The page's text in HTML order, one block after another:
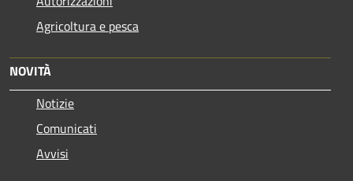
Agricoltura e pesca
NOVITÀ
Notizie
Comunicati
Avvisi